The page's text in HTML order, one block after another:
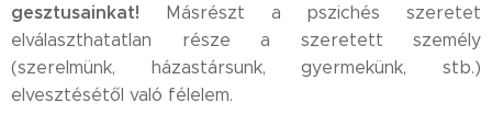
gesztusainkat!
Másrészt a pszichés szeretet
elválaszthatatlan része a szeretett személy
(szerelmünk, házastársunk, gyermekünk, stb.)
elvesztésétől való félelem.